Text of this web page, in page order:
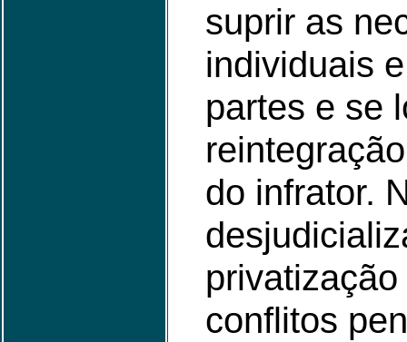
suprir as
individuais
partes e se
do infrator.
conflitos